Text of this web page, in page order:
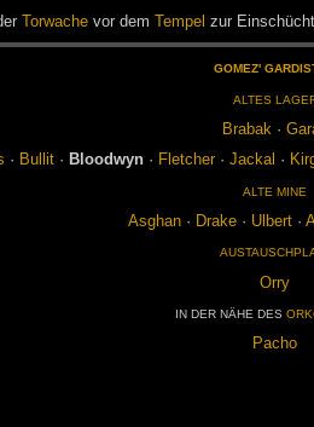
Torwachevor dem Tempel zur
GO­MEZ'
AL­TES
Bra­bak·
· Bul­lit· Blood­wyn· Flet­cher· Jack­al ·
ALTE MINE
As­ghan· Dra­ke· Ul­bert·
Orry
IN DER NÄHE DES
Pa­cho